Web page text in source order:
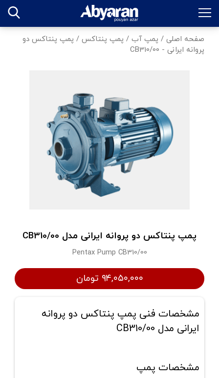
صفحه اصلی / پمپ آب / پمپ پنتاکس / پمپ پنتاکس دو
پروانه ایرانی - CB310/00
پمپ پنتاکس دو پروانه ایرانی مدل CB310/00
Pentax Pump CB310/00
۹۴,۰۵۰,۰۰۰ تومان
مشخصات فنی پمپ پنتاکس دو پروانه
ایرانی مدل CB310/00
مشخصات پمپ